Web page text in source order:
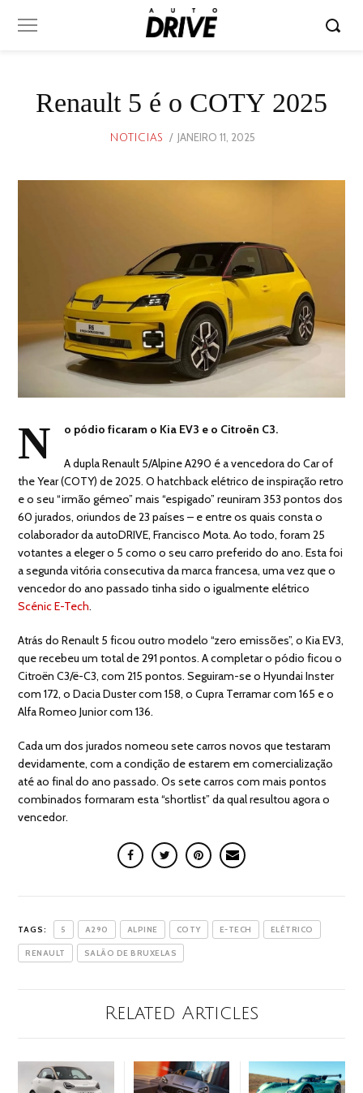
Renault 5 é o COTY 2025
NOTICIAS
POSTED
JANEIRO 11, 2025
N o pódio ficaram o Kia EV3 e o Citroën C3.
A dupla Renault 5/Alpine A290 é a vencedora do Car of
the Year (COTY) de 2025. O hatchback elétrico de inspiração retro
e o seu “irmão gémeo” mais “espigado” reuniram 353 pontos dos
60 jurados, oriundos de 23 países – e entre os quais consta o
colaborador da autoDRIVE, Francisco Mota. Ao todo, foram 25
votantes a eleger o 5 como o seu carro preferido do ano. Esta foi
a segunda vitória consecutiva da marca francesa, uma vez que o
vencedor do ano passado tinha sido o igualmente elétrico
Scénic E-Tech.
Atrás do Renault 5 ficou outro modelo “zero emissões”, o Kia EV3,
que recebeu um total de 291 pontos. A completar o pódio ficou o
Citroën C3/ë-C3, com 215 pontos. Seguiram-se o Hyundai Inster
com 172, o Dacia Duster com 158, o Cupra Terramar com 165 e o
Alfa Romeo Junior com 136.
Cada um dos jurados nomeou sete carros novos que testaram
devidamente, com a condição de estarem em comercialização
até ao final do ano passado. Os sete carros com mais pontos
combinados formaram esta “shortlist” da qual resultou agora o
vencedor.
TAGS: 5 A290 ALPINE COTY E-TECH ELÉTRICO
RENAULT SALÃO DE BRUXELAS
Related Articles